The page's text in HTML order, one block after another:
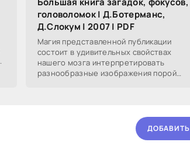
головоломок | Д.Ботерманс,
Д.Слокум | 2007 | PDF
Магия представленной публикации
состоит в удивительных свойствах
нашего мозга интерпретировать
разнообразные изображения порой
ДОБАВИТЬ